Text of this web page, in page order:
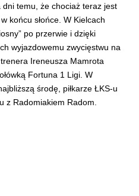
dni temu, że chociaż teraz jest
końcu słońce. W Kielcach
po przerwie i dzięki
wyjazdowemu zwycięstwu na
Ireneusza Mamrota
Fortuna 1 Ligi. W
środę, piłkarze ŁKS-u
z Radomiakiem Radom.